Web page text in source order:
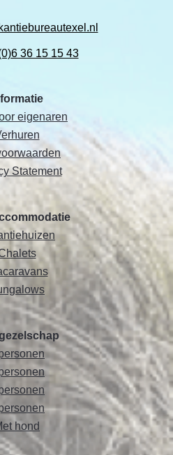
36 15 15 43
eigenaren
Statement
hond